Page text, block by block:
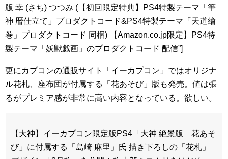
版 幸 (さち) つつみ (【初回限定特典】PS4特製テーマ「筆
神 暦仕立て」プロダクトコード&PS4特製テーマ「天道繪
巻」プロダクトコード 同梱) 【Amazon.co.jp限定】PS4特
製テーマ「妖獣戯画」のプロダクトコード 配信”]
更にカプコンの通販サイト「イーカプコン」ではオリジナ
ル花札、座布団が付属する「花あそび」版も発売。値は張
るがプレミア感が非常に高い内容となっている。欲しい。
【大神】イーカプコン限定版PS4「大神 絶景版 花あそ
び」に付属する「島崎 麻里」氏 描き下ろしの「花札」